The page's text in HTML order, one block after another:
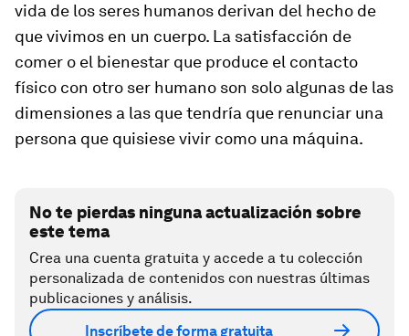
vida de los seres humanos derivan del hecho de
que vivimos en un cuerpo. La satisfacción de
comer o el bienestar que produce el contacto
físico con otro ser humano son solo algunas de las
dimensiones a las que tendría que renunciar una
persona que quisiese vivir como una máquina.
No te pierdas ninguna actualización sobre
este tema
Crea una cuenta gratuita y accede a tu colección
personalizada de contenidos con nuestras últimas
publicaciones y análisis.
Inscríbete de forma gratuita